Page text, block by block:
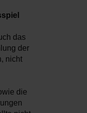
das
der
nicht
die